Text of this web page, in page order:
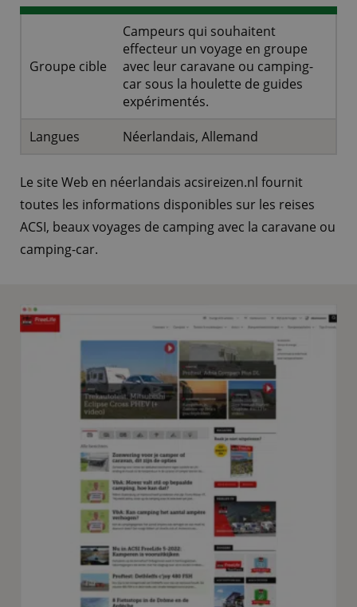
Groupe cible
Campeurs qui souhaitent
effecteur un voyage en groupe
avec leur caravane ou camping-
car sous la houlette de guides
expérimentés.
Langues
Néerlandais, Allemand
Le site Web en néerlandais acsireizen.nl fournit
toutes les informations disponibles sur les reises
ACSI, beaux voyages de camping avec la caravane ou
camping-car.